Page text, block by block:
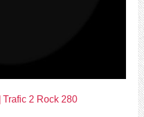
Trafic 2 Rock 280